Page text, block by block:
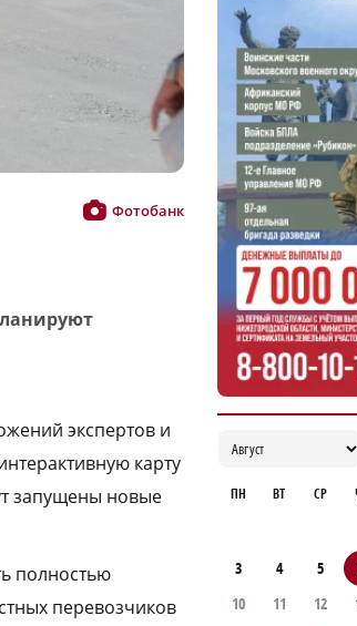
Фотобанк
экспертов и
карту
запущены новые
полностью
перевозчиков
С владелицы
задолженность по
Арзамасе
19:02
На 12 млрд рублей
Нижегородской
18:39
В Нижегородской
дроны для контроля
18:37
ПН ВТ СР
3
4 5
10
11 12